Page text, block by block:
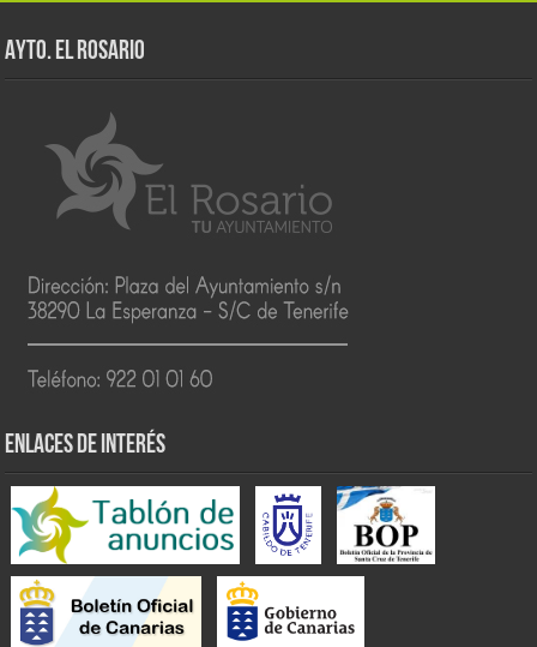
AYTO. EL ROSARIO
ENLACES DE INTERÉS